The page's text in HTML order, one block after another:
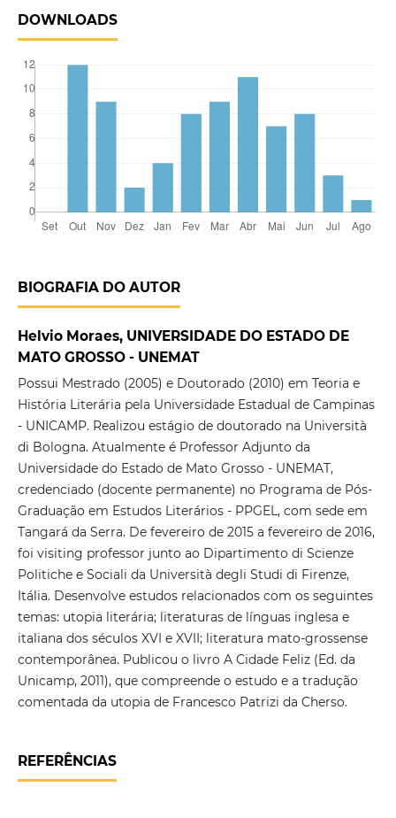
DOWNLOADS
BIOGRAFIA DO AUTOR
Helvio Moraes, UNIVERSIDADE DO ESTADO DE
MATO GROSSO - UNEMAT
Possui Mestrado (2005) e Doutorado (2010) em Teoria e
História Literária pela Universidade Estadual de Campinas
- UNICAMP. Realizou estágio de doutorado na Università
di Bologna. Atualmente é Professor Adjunto da
Universidade do Estado de Mato Grosso - UNEMAT,
credenciado (docente permanente) no Programa de Pós-
Graduação em Estudos Literários - PPGEL, com sede em
Tangará da Serra. De fevereiro de 2015 a fevereiro de 2016,
foi visiting professor junto ao Dipartimento di Scienze
Politiche e Sociali da Università degli Studi di Firenze,
Itália. Desenvolve estudos relacionados com os seguintes
temas: utopia literária; literaturas de línguas inglesa e
italiana dos séculos XVI e XVII; literatura mato-grossense
contemporânea. Publicou o livro A Cidade Feliz (Ed. da
Unicamp, 2011), que compreende o estudo e a tradução
comentada da utopia de Francesco Patrizi da Cherso.
REFERÊNCIAS